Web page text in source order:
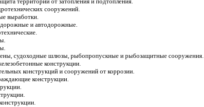
сооружений.
выработки.
и автодорожные.
судоходные шлюзы, рыбопропускные и рыбозащитные сооружения.
конструкции.
конструкций и сооружений от коррозии.
конструкции.